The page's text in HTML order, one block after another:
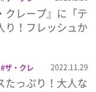
クレープ』に「テ
り！フレッシュか
ザ・クレ
2022.11.29
たっぷり！大人な